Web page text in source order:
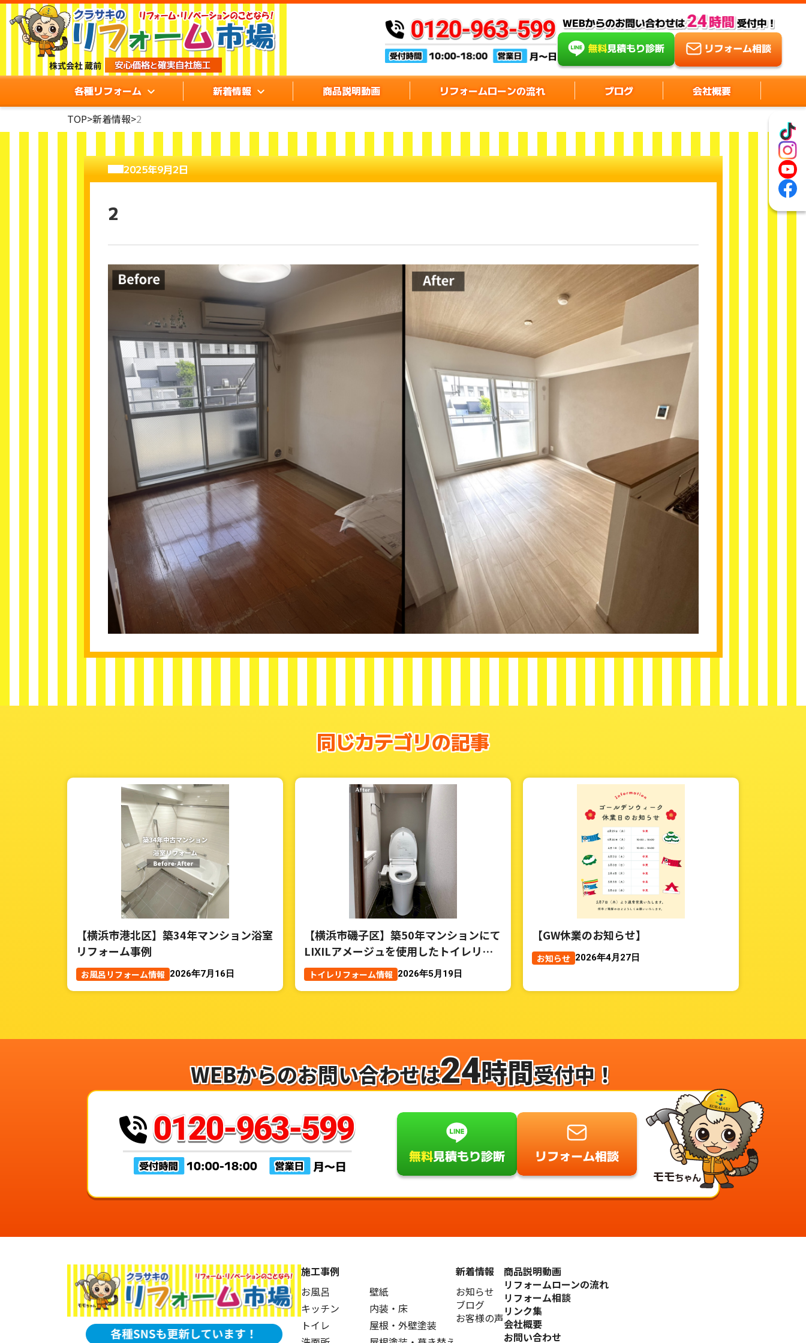
各種リフォーム 新着情報 商品説明動画 リフォームローンの流れ ブログ
会社概要
TOP>新着情報>2
2025年9月2日
2
同じカテゴリの記事
【横浜市港北区】築34年マンション浴室
リフォーム事例
お風呂リフォーム情報 2026年7月16日
【横浜市磯子区】築50年マンションにて
LIXILアメージュを使用したトイレリフ
ォーム事例
トイレリフォーム情報 2026年5月19日
【GW休業のお知らせ】
お知らせ 2026年4月27日
WEBからのお問い合わせは24時間受付中！
施工事例
お風呂
壁紙
キッチン
内装・床
トイレ
屋根・外壁塗装
新着情報
お知らせ
ブログ
お客様の声
商品説明動画
リフォームローンの流れ
リフォーム相談
リンク集
会社概要
お問い合わせ